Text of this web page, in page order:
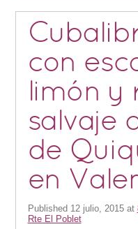
con
limón y
salvaje
de
en
Published 12 julio, 2015at
Rte El Poblet